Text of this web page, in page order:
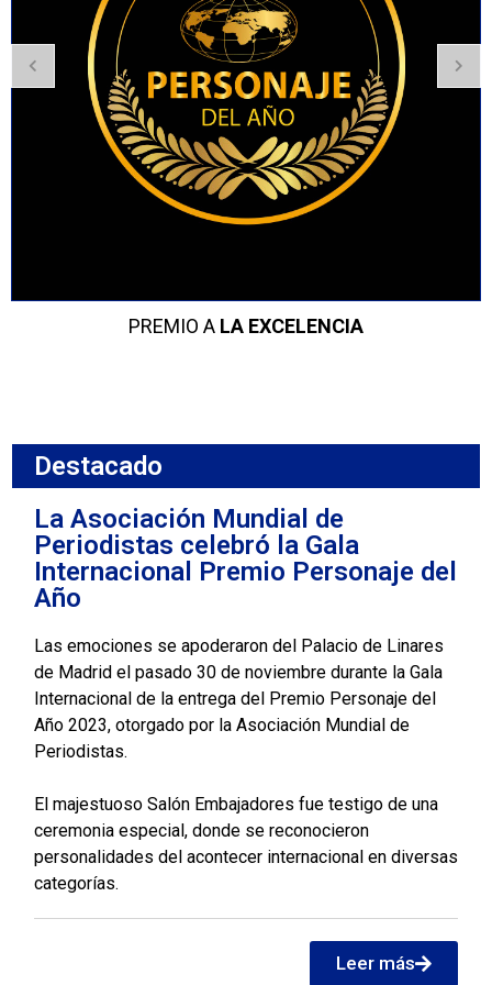
PREMIO A LA EXCELENCIA
Destacado
La Asociación Mundial de
Periodistas celebró la Gala
Internacional Premio Personaje del
Año
Las emociones se apoderaron del Palacio de Linares
de Madrid el pasado 30 de noviembre durante la Gala
Internacional de la entrega del Premio Personaje del
Año 2023, otorgado por la Asociación Mundial de
Periodistas.
El majestuoso Salón Embajadores fue testigo de una
ceremonia especial, donde se reconocieron
personalidades del acontecer internacional en diversas
categorías.
Leer más